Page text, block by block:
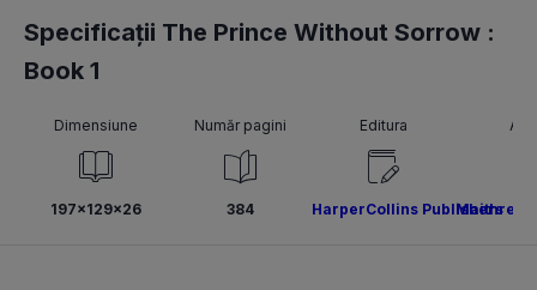
Specificații The Prince Without Sorrow :
Book 1
Dimensiune
197x129x26
Număr pagini
384
Editura
HarperCollins Publishers
Maithree